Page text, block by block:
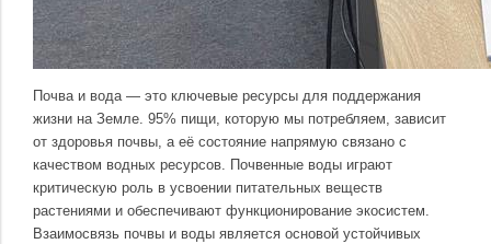
Почва и вода — это ключевые ресурсы для поддержания
жизни на Земле. 95% пищи, которую мы потребляем, зависит
от здоровья почвы, а её состояние напрямую связано с
качеством водных ресурсов. Почвенные воды играют
критическую роль в усвоении питательных веществ
растениями и обеспечивают функционирование экосистем.
Взаимосвязь почвы и воды является основой устойчивых